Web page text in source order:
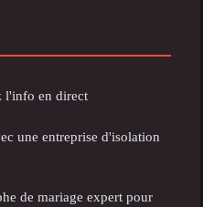
l'info en direct
une entreprise d'isolation
de mariage expert pour